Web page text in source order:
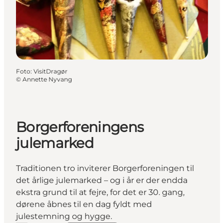
Foto: VisitDragør
© Annette Nyvang
Borgerforeningens
julemarked
Traditionen tro inviterer Borgerforeningen til
det årlige julemarked – og i år er der endda
ekstra grund til at fejre, for det er 30. gang,
dørene åbnes til en dag fyldt med
julestemning og hygge.